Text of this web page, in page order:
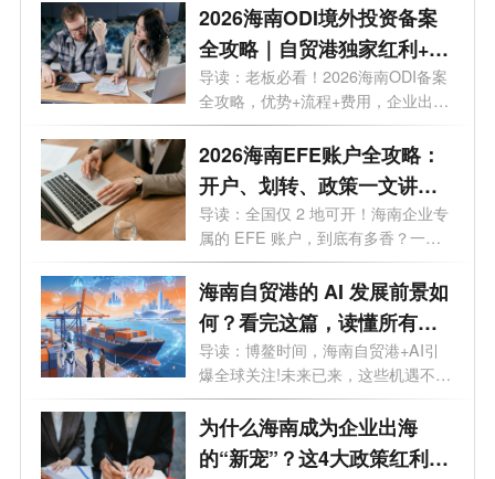
2026海南ODI境外投资备案
全攻略｜自贸港独家红利+流
程+费用+靠谱机构
导读：老板必看！2026海南ODI备案
全攻略，优势+流程+费用，企业出海
看这一篇...
2026海南EFE账户全攻略：
开户、划转、政策一文讲
透，外贸老板必看
导读：全国仅 2 地可开！海南企业专
属的 EFE 账户，到底有多香？一文
讲透。...
海南自贸港的 AI 发展前景如
何？看完这篇，读懂所有机
遇
导读：博鳌时间，海南自贸港+AI引
爆全球关注!未来已来，这些机遇不容
错过...
为什么海南成为企业出海
的“新宠”？这4大政策红利